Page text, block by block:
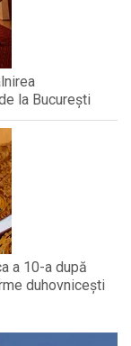
la București
a 10-a după
duhovnicești